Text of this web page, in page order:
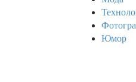
Юмор